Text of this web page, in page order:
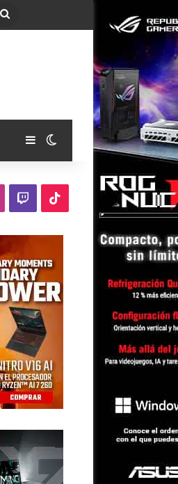
Buscar
Barra lateral
Switch skin
TwitchTikTok